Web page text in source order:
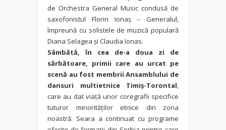
de Orchestra General Music condusă de
saxofonistul Florin Ionaş – Generalul,
împreună cu solistele de muzică populară
Diana Selagea şi Claudia Ionas.
Sâmbătă, în cea de-a doua zi de
sărbătoare, primii care au urcat pe
scenă au fost membrii Ansamblului de
dansuri multietnice Timiş-Torontal,
care au dat viață unor coregrafii specifice
tuturor minorităţilor etnice din zona
noastră. Seara a continuat cu programe